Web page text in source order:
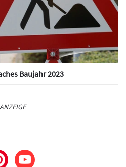
Baujahr 2023
ANZEIGE